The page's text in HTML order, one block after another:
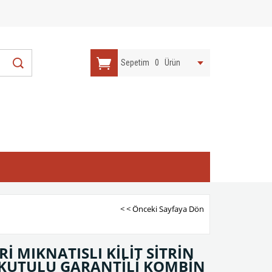
Sepetim 0 Ürün
< < Önceki Sayfaya Dön
MIKNATISLI KİLİT SİTRİN
GARANTİLİ KOMBİN